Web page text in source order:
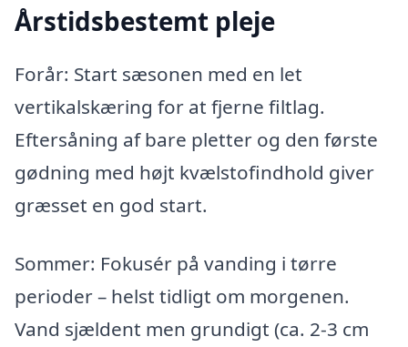
Årstidsbestemt pleje
Forår: Start sæsonen med en let
vertikalskæring for at fjerne filtlag.
Eftersåning af bare pletter og den første
gødning med højt kvælstofindhold giver
græsset en god start.
Sommer: Fokusér på vanding i tørre
perioder – helst tidligt om morgenen.
Vand sjældent men grundigt (ca. 2-3 cm